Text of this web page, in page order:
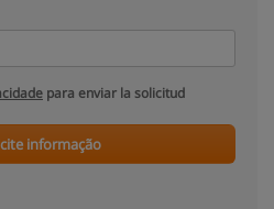
para enviar la solicitud
informação